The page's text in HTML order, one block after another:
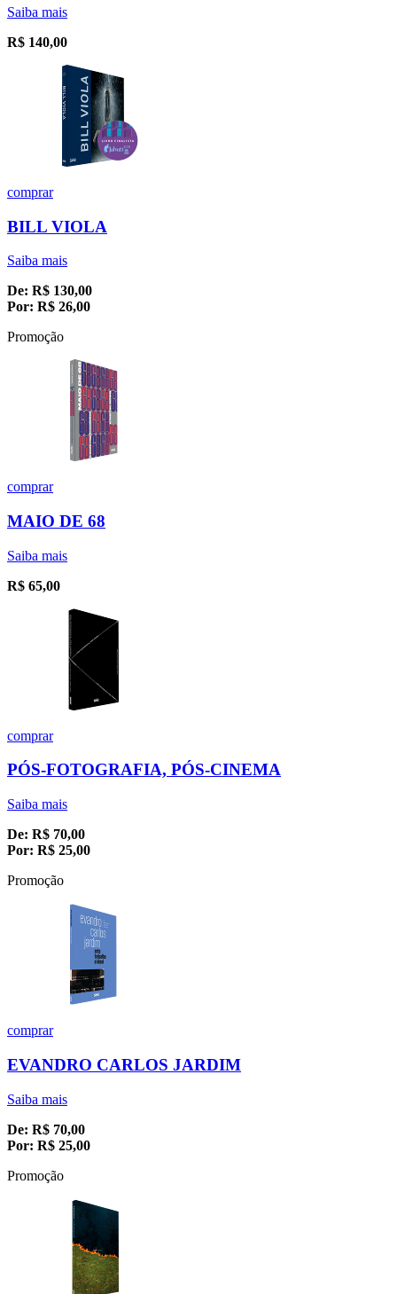
Saiba mais
R$ 140,00
comprar
BILL VIOLA
Saiba mais
De: R$ 130,00
Por: R$ 26,00
Promoção
comprar
MAIO DE 68
Saiba mais
R$ 65,00
comprar
PÓS-FOTOGRAFIA, PÓS-CINEMA
Saiba mais
De: R$ 70,00
Por: R$ 25,00
Promoção
comprar
EVANDRO CARLOS JARDIM
Saiba mais
De: R$ 70,00
Por: R$ 25,00
Promoção